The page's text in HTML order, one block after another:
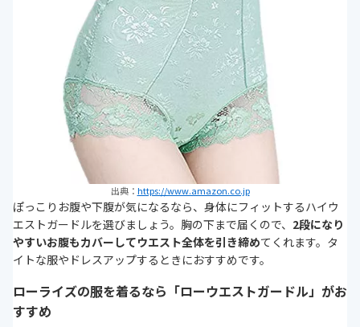
出典： https://www.amazon.co.jp
ぽっこりお腹や下腹が気になるなら、身体にフィットするハイウ
エストガードルを選びましょう。胸の下まで届くので、 2段になり
やすいお腹もカバーしてウエスト全体を引き締めてくれます。タ
イトな服やドレスアップするときにおすすめです。
ローライズの服を着るなら「ローウエストガードル」がお
すすめ